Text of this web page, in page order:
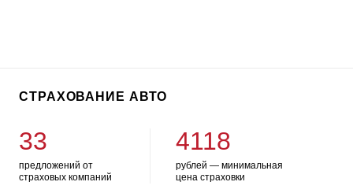
СТРАХОВАНИЕ АВТО
33
предложений от
страховых компаний
4118
рублей — минимальная
цена страховки